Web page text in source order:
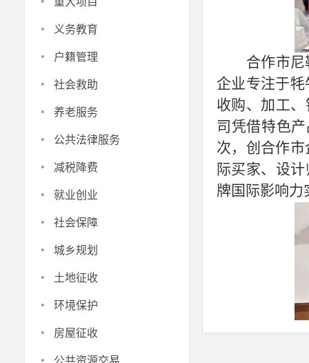
· 义务教育
· 户籍管理
· 社会救助
· 养老服务
· 公共法律服务
· 减税降费
· 就业创业
· 社会保障
· 城乡规划
· 土地征收
· 环境保护
· 房屋征收
公共资源交易
合作市
企业专注于
收购、加工
司凭借特色
次，创合作
际买家、设
牌国际影响力